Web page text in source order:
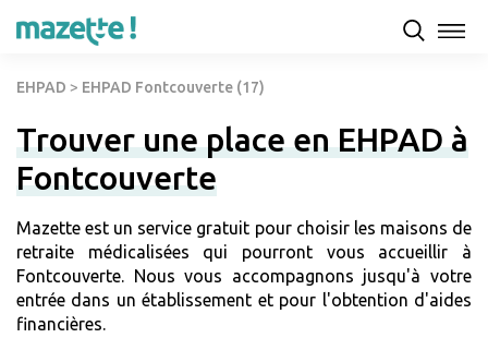
EHPAD > EHPAD Fontcouverte (17)
Trouver une place en EHPAD à
Fontcouverte
Mazette est un service gratuit pour choisir les maisons de
retraite médicalisées qui pourront vous accueillir à
Fontcouverte. Nous vous accompagnons jusqu'à votre
entrée dans un établissement et pour l'obtention d'aides
financières.